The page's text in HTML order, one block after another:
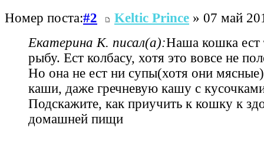
Номер поста:#2 Keltic Prince » 07 май
Екатерина К. писал(а):Наша кошка ест
рыбу. Ест колбасу, хотя это вовсе не
Но она не ест ни супы(хотя они
каши, даже гречневую кашу с
Подскажите, как приучить к кошку к
домашней пищи